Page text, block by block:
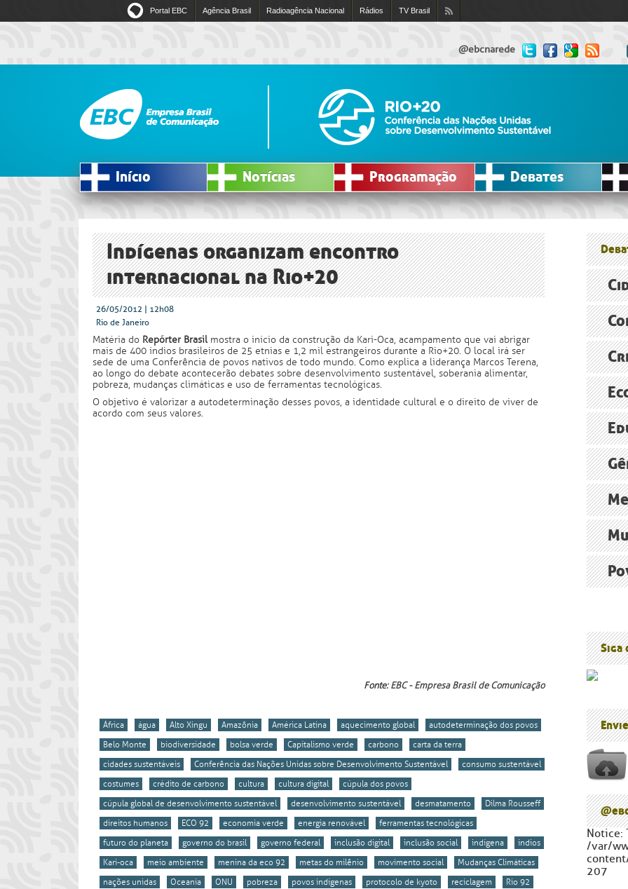
Portal EBC Agência Brasil Radioagência Nacional Rádios TV Brasil
Assine
@ebcnarede
Início Notícias Programação Debates
Indígenas organizam encontro
internacional na Rio+20
26/05/2012 | 12h08
Rio de Janeiro
Matéria do Repórter Brasil mostra o início da construção da Kari-Oca, acampamento que vai abrigar
mais de 400 índios brasileiros de 25 etnias e 1,2 mil estrangeiros durante a Rio+20. O local irá ser
sede de uma Conferência de povos nativos de todo mundo. Como explica a liderança Marcos Terena,
ao longo do debate acontecerão debates sobre desenvolvimento sustentável, soberania alimentar,
pobreza, mudanças climáticas e uso de ferramentas tecnológicas.
O objetivo é valorizar a autodeterminação desses povos, a identidade cultural e o direito de viver de
acordo com seus valores.
Fonte:EBC - Empresa Brasil de Comunicação
África água Alto Xingu Amazônia América Latina aquecimento global
autodeterminação dos povos
Belo Monte
biodiversidade bolsa verde Capítalismo verde carbono
carta da terra
cidades sustentáveis
Conferência das Nações Unidas sobre Desenvolvimento Sustentável
consumo sustentável
costumes
crédito de carbono cultura cultura digital
cúpula dos povos
cúpula global de desenvolvimento sustentável
desenvolvimento sustentável desmatamento
Dilma Rousseff
direitos humanos
ECO 92 economia verde energia renovável
ferramentas tecnológicas
futuro do planeta
governo do brasil governo federal inclusão digital inclusão social indígena
índios
Kari-oca
meio ambiente menina da eco 92 metas do milênio movimento social
Mudanças Climáticas
nações unidas
Oceania ONU pobreza povos indígenas protocolo de kyoto reciclagem
Rio 92
reformas
O
América
FAO
Agência
ONU
Brasil,
ONU
O
relatório
A
O debate
Grupo
Persiste
Cúpula
Norte
O
Agência
Blog do
Cúpula
Siga
Notice:
/var/
207